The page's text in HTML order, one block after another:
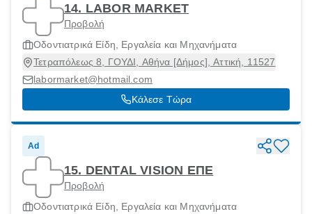
14. LABOR MARKET
Προβολή
Οδοντιατρικά Είδη, Εργαλεία και Μηχανήματα
Τετραπόλεως 8, ΓΟΥΔΙ, Αθήνα [Δήμος], Αττική, 11527
labormarket@hotmail.com
Κάλεσε Τώρα
Ad
15. DENTAL VISION ΕΠΕ
Προβολή
Οδοντιατρικά Είδη, Εργαλεία και Μηχανήματα